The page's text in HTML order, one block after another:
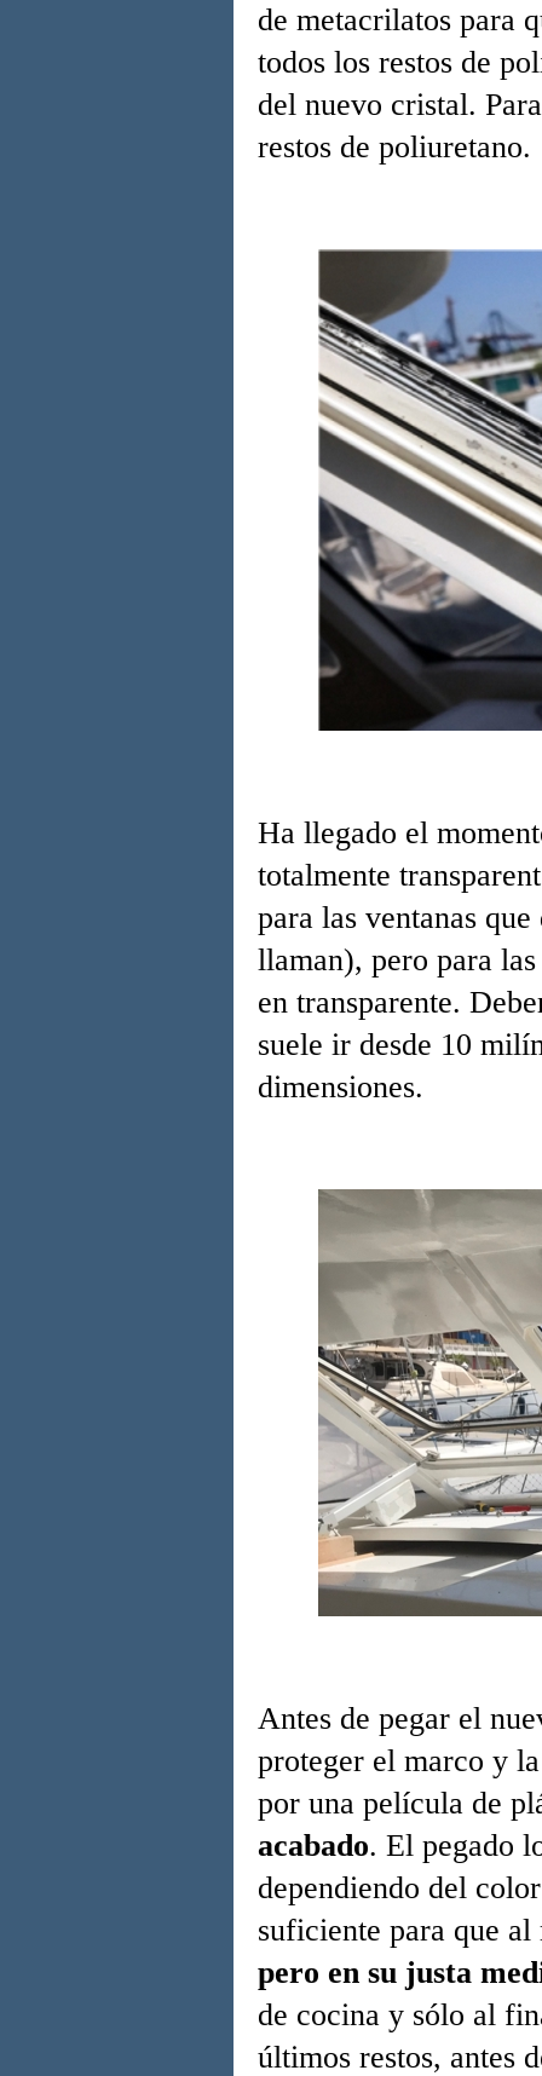
de metacrilatos para
todos los restos de
del nuevo cristal.
restos de poliuretano.
Ha llegado el
totalmente
para las ventanas
llaman), pero para
en transparente.
suele ir desde 10
dimensiones.
Antes de pegar el
proteger el marco y
por una película de
acabado. El pegado
dependiendo del
suficiente para que
pero en su justa
de cocina y sólo al
últimos restos, antes